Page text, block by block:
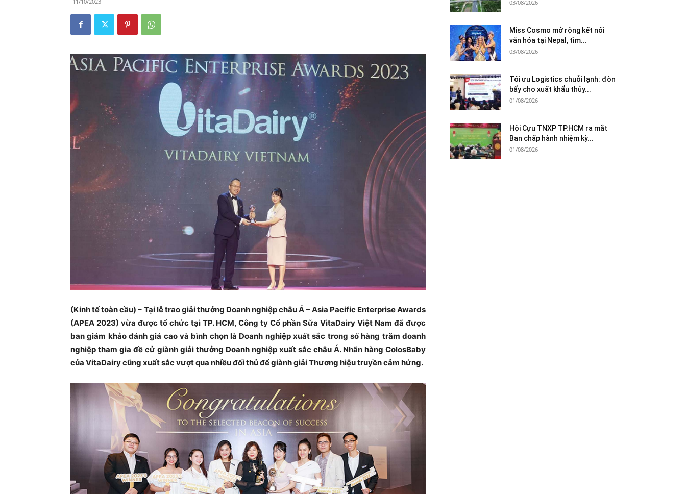
(Kinh tế toàn cầu) – Tại lễ trao giải thưởng Doanh nghiệp châu Á – Asia Pacific Enterprise Awards
(APEA 2023) vừa được tổ chức tại TP. HCM, Công ty Cổ phần Sữa VitaDairy Việt Nam đã được
ban giám khảo đánh giá cao và bình chọn là Doanh nghiệp xuất sắc trong số hàng trăm doanh
nghiệp tham gia đề cử giành giải thưởng Doanh nghiệp xuất sắc châu Á. Nhãn hàng ColosBaby
của VitaDairy cũng xuất sắc vượt qua nhiều đối thủ để giành giải Thương hiệu truyền cảm hứng.
03/08/2026
Miss Cosmo mở rộng kết nối
văn hóa tại Nepal, tìm...
03/08/2026
Tối ưu Logistics chuỗi lạnh: đòn
bẩy cho xuất khẩu thủy...
01/08/2026
Hội Cựu TNXP TP.HCM ra mắt
Ban chấp hành nhiệm kỳ...
01/08/2026